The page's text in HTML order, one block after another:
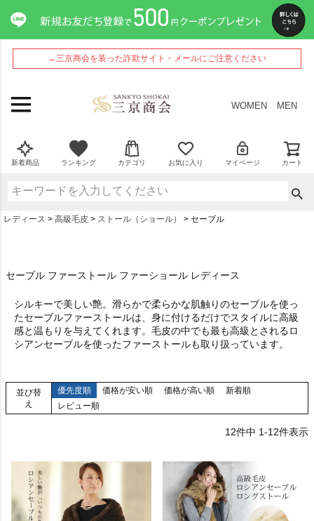
→三京商会を装った詐欺サイト・メールにご注意ください
WOMEN MEN
新着商品 ランキング カテゴリ お気に入り マイページ カート
レディース 高級毛皮 ストール（ショール） セーブル
セーブル ファーストール ファーショール レディース
シルキーで美しい艶。滑らかで柔らかな肌触りのセーブルを使っ
たセーブルファーストールは、身に付けるだけでスタイルに高級
感と温もりを与えてくれます。毛皮の中でも最も高級とされるロ
シアンセーブルを使ったファーストールも取り扱っています。
並び替
え
優先度順 価格が安い順 価格が高い順
新着順
レビュー順
12件中 1-12件表示